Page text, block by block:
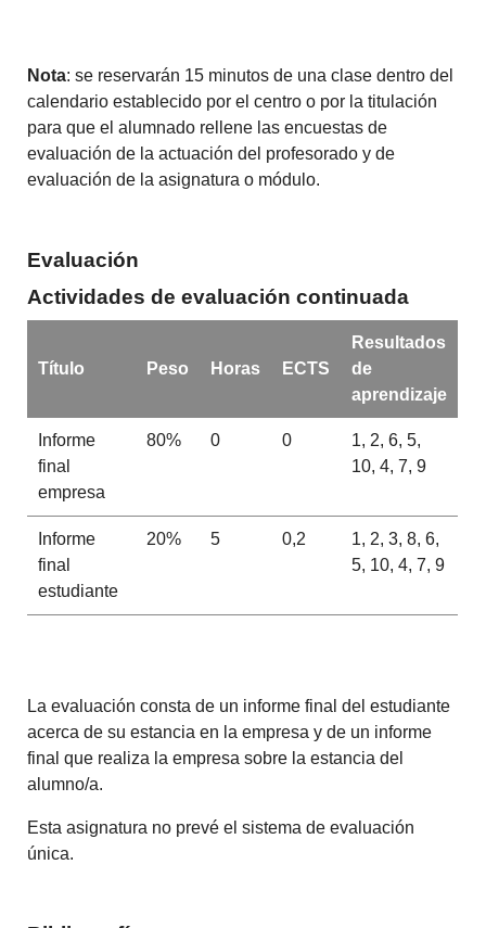
Nota: se reservarán 15 minutos de una clase dentro del
calendario establecido por el centro o por la titulación
para que el alumnado rellene las encuestas de
evaluación de la actuación del profesorado y de
evaluación de la asignatura o módulo.
Evaluación
Actividades de evaluación continuada
Título Peso Horas ECTS
Resultados
de
aprendizaje
Informe
final
empresa
80% 0 0
1, 2, 6, 5,
10, 4, 7, 9
Informe
final
estudiante
20% 5 0,2
1, 2, 3, 8, 6,
5, 10, 4, 7, 9
La evaluación consta de un informe final del estudiante
acerca de su estancia en la empresa y de un informe
final que realiza la empresa sobre la estancia del
alumno/a.
Esta asignatura no prevé el sistema de evaluación
única.